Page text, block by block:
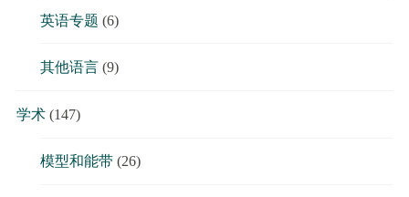
英语专题 (6)
其他语言(9)
学术(147)
模型和能带(26)